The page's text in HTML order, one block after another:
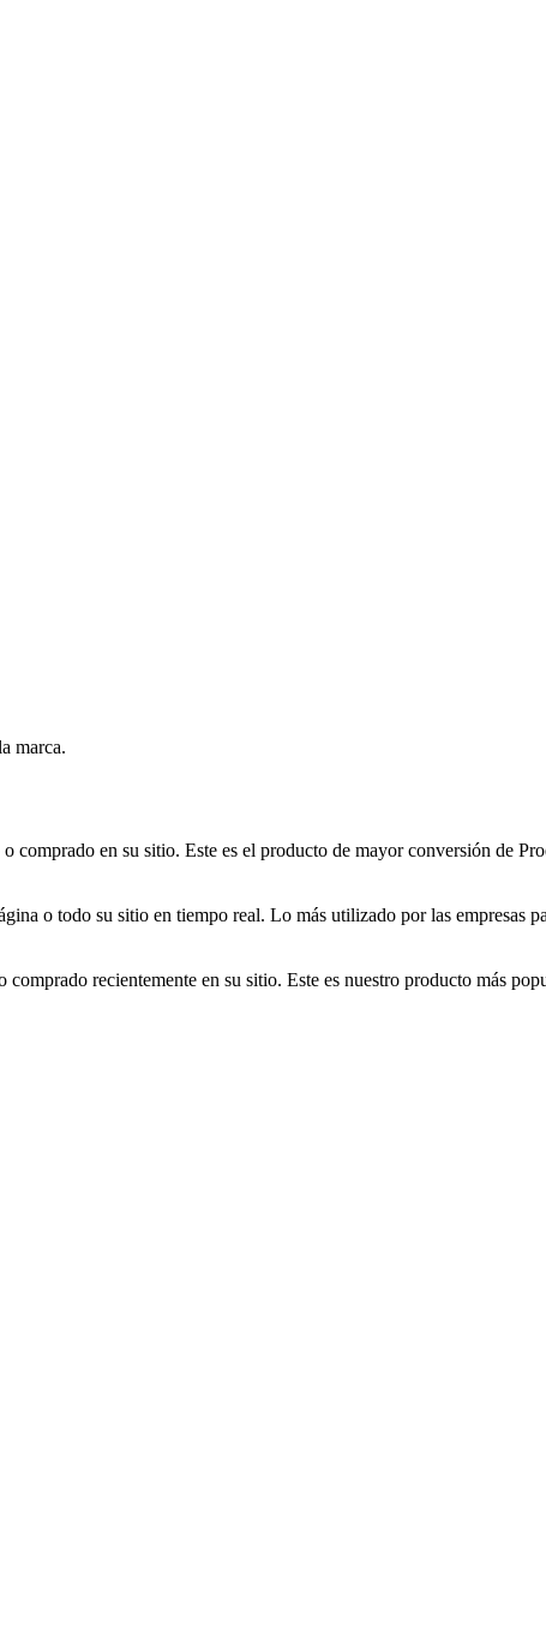
marca.
en su sitio. Este es el producto de mayor conversión de
o todo su sitio en tiempo real. Lo más utilizado por las empresas
recientemente en su sitio. Este es nuestro producto más